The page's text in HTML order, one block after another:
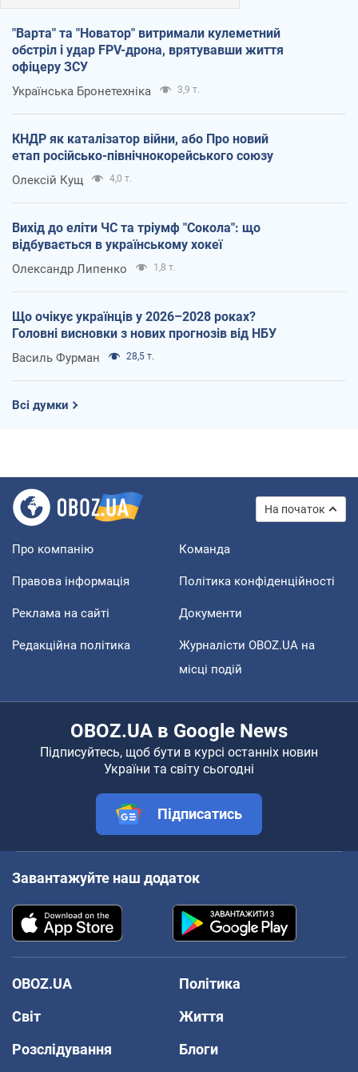
"Варта" та "Новатор" витримали кулеметний
обстріл і удар FPV-дрона, врятувавши життя
офіцеру ЗСУ
Українська Бронетехніка 3,9 т.
КНДР як каталізатор війни, або Про новий
етап російсько-північнокорейського союзу
Олексій Кущ 4,0 т.
Вихід до еліти ЧС та тріумф "Сокола": що
відбувається в українському хокеї
Олександр Липенко 1,8 т.
Що очікує українців у 2026–2028 роках?
Головні висновки з нових прогнозів від НБУ
Василь Фурман 28,5 т.
Всі думки
На початок
Про компанію Команда
Правова інформація Політика конфіденційності
Реклама на сайті Документи
Редакційна політика
Журналісти OBOZ.UA на
місці подій
OBOZ.UA в Google News
Підписуйтесь, щоб бути в курсі останніх новин
України та світу сьогодні
Підписатись
Завантажуйте наш додаток
OBOZ.UA
Політика
Світ
Життя
Розслідування
Блоги